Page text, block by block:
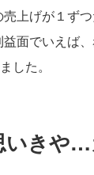
上げが１ず
面でいえば
した。
いきや